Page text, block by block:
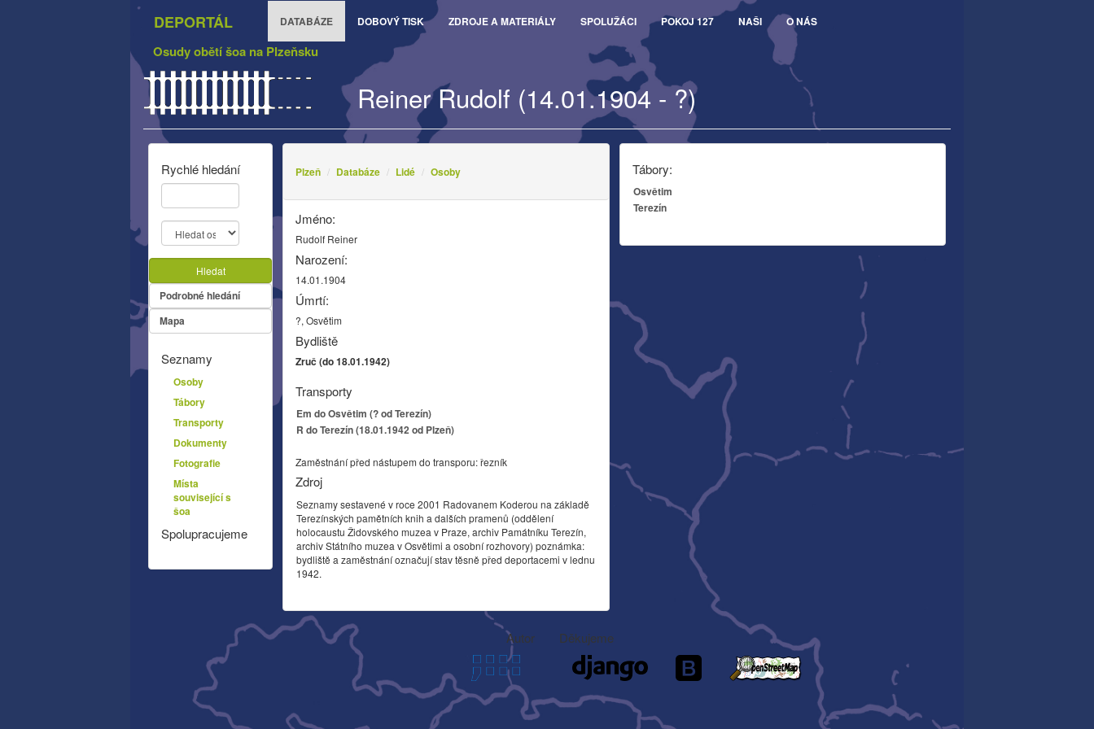
DEPORTÁL DATABÁZE DOBOVÝ TISK ZDROJE A MATERIÁLY SPOLUŽÁCI POKOJ 127 NAŠI O NÁS
Osudy obětí šoa na Plzeňsku
Reiner Rudolf (14.01.1904 - ?)
Tábory:
Osvětim
Terezín
Plzeň Databáze Lidé Osoby
Jméno:
Rudolf Reiner
Narození:
14.01.1904
Úmrtí:
?, Osvětim
Bydliště
Zruč (do 18.01.1942)
Transporty
Em do Osvětim (? od Terezín)
R do Terezín (18.01.1942 od Plzeň)
Zaměstnání před nástupem do transporu: řezník
Zdroj
Seznamy sestavené v roce 2001 Radovanem Koderou na základě
Terezínských pamětních knih a dalších pramenů (oddělení
holocaustu Židovského muzea v Praze, archiv Památníku Terezín,
archiv Státního muzea v Osvětimi a osobní rozhovory) poznámka:
bydliště a zaměstnání označují stav těsně před deportacemi v lednu
1942.
Rychlé hledání
Hledat
Podrobné hledání
Mapa
Seznamy
Osoby
Tábory
Transporty
Dokumenty
Fotografie
Místa
související s
šoa
Spolupracujeme
Autor Děkujeme